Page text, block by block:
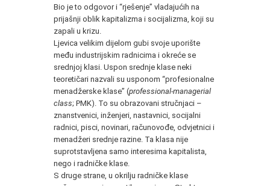
Bio je to odgovor i “rješenje” vladajućih na
prijašnji oblik kapitalizma i socijalizma, koji su
zapali u krizu.
Ljevica velikim dijelom gubi svoje uporište
među industrijskim radnicima i okreće se
srednjoj klasi. Uspon srednje klase neki
teoretičari nazvali su usponom “profesionalne
menadžerske klase” (professional-managerial
class; PMK). To su obrazovani stručnjaci –
znanstvenici, inženjeri, nastavnici, socijalni
radnici, pisci, novinari, računovođe, odvjetnici i
menadžeri srednje razine. Ta klasa nije
suprotstavljena samo interesima kapitalista,
nego i radničke klase.
S druge strane, u okrilju radničke klase